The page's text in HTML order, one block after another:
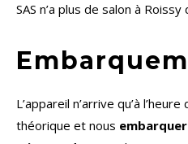
SAS n’a plus de salon à
L’appareil n’arrive qu’à
théorique et nous